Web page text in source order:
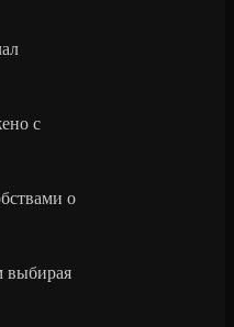
с
о
выбирая